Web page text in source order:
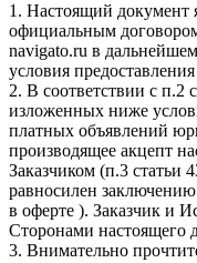
1. Настоящий документ
официальным
navigato.ru в
условия предоставления
2. В соответствии с п.2
изложенных ниже
платных объявлений
производящее акцепт
Заказчиком (п.3
равносилен
в оферте ). Заказчик и
Сторонами настоящего
3. Внимательно